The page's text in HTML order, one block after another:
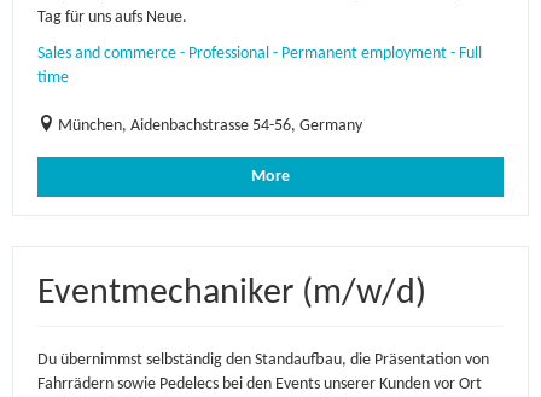
Tag für uns aufs Neue.
Sales and commerce - Professional - Permanent employment - Full
time
München, Aidenbachstrasse 54-56, Germany
More
Eventmechaniker (m/w/d)
Du übernimmst selbständig den Standaufbau, die Präsentation von
Fahrrädern sowie Pedelecs bei den Events unserer Kunden vor Ort